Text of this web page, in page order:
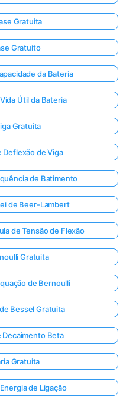
Gratuita
Gratuito
da Bateria
Útil da Bateria
Gratuita
Deflexão de Viga
de Batimento
de Beer-Lambert
de Tensão de Flexão
Gratuita
de Bernoulli
Bessel Gratuita
Decaimento Beta
Gratuita
de Ligação